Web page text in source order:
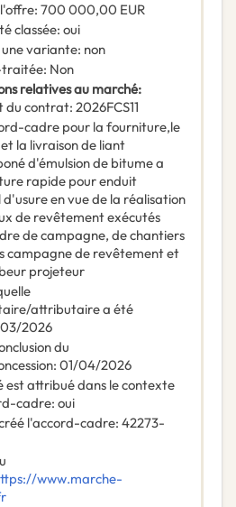
: 700 000,00 EUR
classée: oui
une variante: non
traitée: Non
relatives au marché:
du contrat: 2026FCS11
cadre pour la fourniture,le
la livraison de liant
d'émulsion de bitume a
rapide pour enduit
en vue de la réalisation
de revêtement exécutés
de campagne, de chantiers
campagne de revêtement et
projeteur
attributaire a été
2026
du
: 01/04/2026
est attribué dans le contexte
cadre: oui
l'accord-cadre: 42273-
www.marche-